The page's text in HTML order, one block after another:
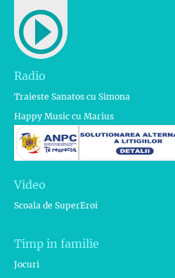
Radio
Traieste Sanatos cu Simona
Happy Music cu Marius
Video
Scoala de SuperEroi
Timp in familie
Jocuri